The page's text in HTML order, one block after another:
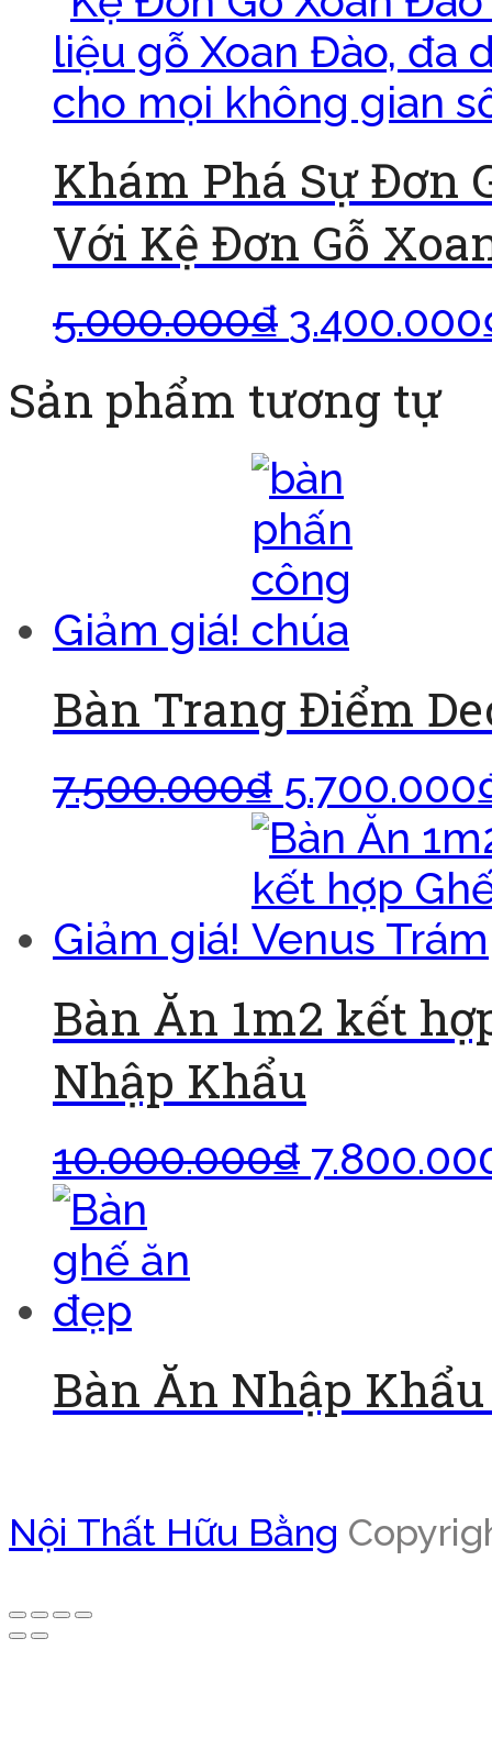
Khám Phá Sự Đơn
Với Kệ Đơn Gỗ
5.000.000₫ 3.400.000
Sản phẩm tương tự
Giảm giá!
Bàn Trang Điểm
7.500.000₫ 5.700.000
Giảm giá!
Bàn Ăn 1m2 kết
Nhập Khẩu
10.000.000₫
Bàn Ăn Nhập
Nội Thất Hữu Bằng